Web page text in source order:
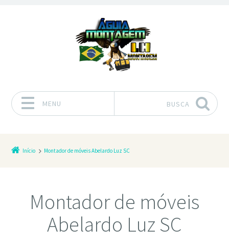
MENU BUSCA
Início Montador de móveis Abelardo Luz SC
Montador de móveis
Abelardo Luz SC